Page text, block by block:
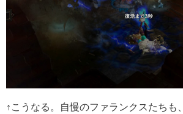
↑こうなる。自慢のファランクスたちも、